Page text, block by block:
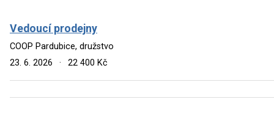
Vedoucí prodejny
COOP Pardubice, družstvo
23. 6. 2026
· 22 400 Kč